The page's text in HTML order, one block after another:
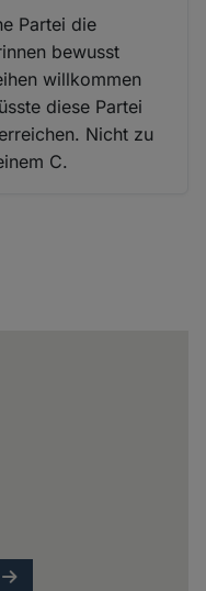
Partei die
bewusst
willkommen
diese Partei
Nicht zu
C.